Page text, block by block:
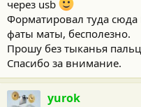
через usb
Форматировал туда сюда
фаты маты, бесполезно.
Прошу без тыканья
Спасибо за внимание.
yurok